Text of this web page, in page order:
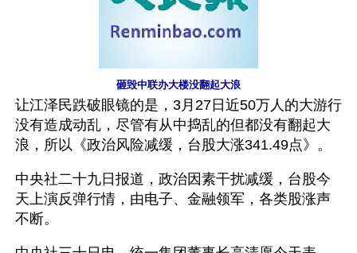
砸毁中联办大楼没翻起大浪
让江泽民跌破眼镜的是，3月27日近50万人的大游行
没有造成动乱，尽管有从中捣乱的但都没有翻起大
浪，所以《政治风险减缓，台股大涨341.49点》。
中央社二十九日报道，政治因素干扰减缓，台股今
天上演反弹行情，由电子、金融领军，各类股涨声
不断。